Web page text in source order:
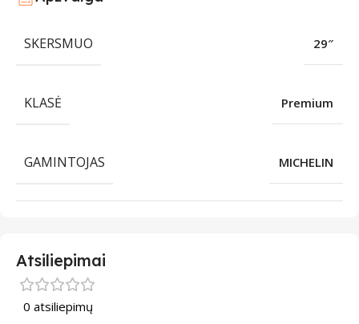
SKERSMUO 29″
KLASĖ Premium
GAMINTOJAS MICHELIN
Atsiliepimai
0 atsiliepimų